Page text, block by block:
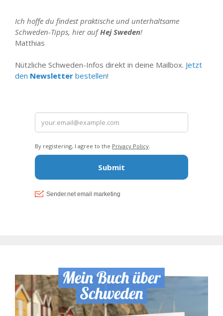
Ich hoffe du findest praktische und unterhaltsame
Schweden-Tipps, hier aufHej Sweden!
Matthias
Nützliche Schweden-Infos direkt in deine Mailbox. Jetzt
den Newsletter bestellen!